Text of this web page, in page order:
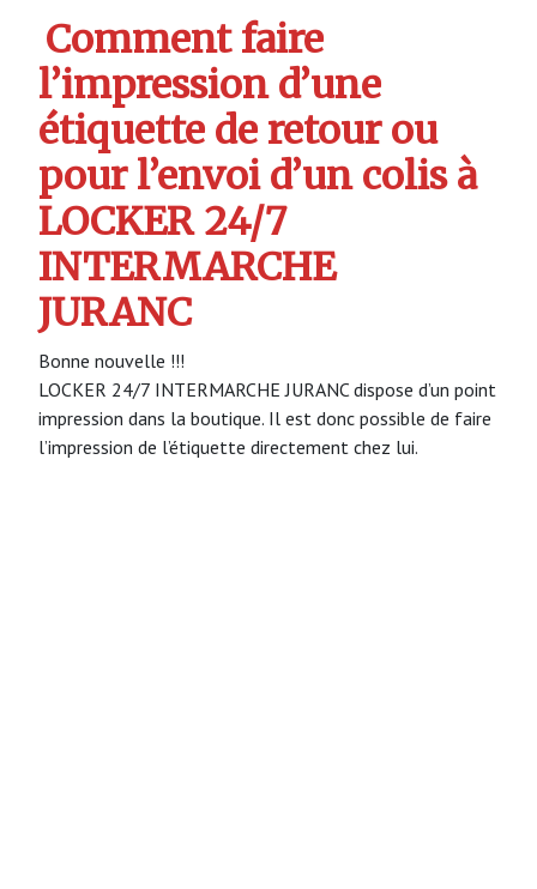
Comment faire
l’impression d’une
étiquette de retour ou
pour l’envoi d’un colis à
LOCKER 24/7
INTERMARCHE
JURANC
Bonne nouvelle !!!
LOCKER 24/7 INTERMARCHE JURANC dispose d’un point
impression dans la boutique. Il est donc possible de faire
l’impression de l’étiquette directement chez lui.